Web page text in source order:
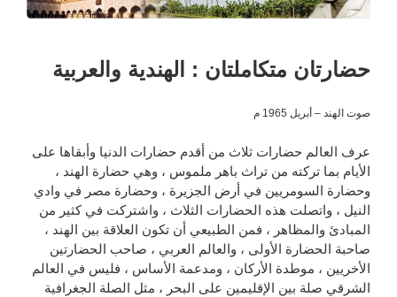
حضارتان متكاملتان : الهندية والعربية
صوت الهند – أبريل 1965 م
عرف العالم حضارات ثلاث من أقدم حضارات الدنيا وأبقاها على
الأيام بما تركته من تراث باهر ملموس ، وهي حضارة الهند ،
وحضارة السومريين في أرض الجزيرة ، وحضارة مصر في وادي
النيل ، واتصلت هذه الحضارات الثلاث ، واشتركت في كثير من
المبادئ والمظاهر ، فمن الطبيعي أن تكون العلاقة بين الهند ،
صاحبة الحضارة الأولى ، والعالم العربي ، صاحب الحضارتين
الأخريين ، موطدة الأركان ، ومدعمة الأساس ، فليس في العالم
الشرقي صلة بين الإقليمين على البحر ، مثل الصلة الجغرافية